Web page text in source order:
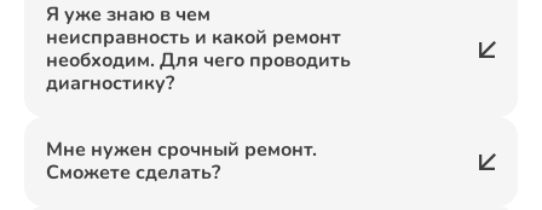
Я уже знаю в чем
неисправность и какой ремонт
необходим. Для чего проводить
диагностику?
Мне нужен срочный ремонт.
Сможете сделать?